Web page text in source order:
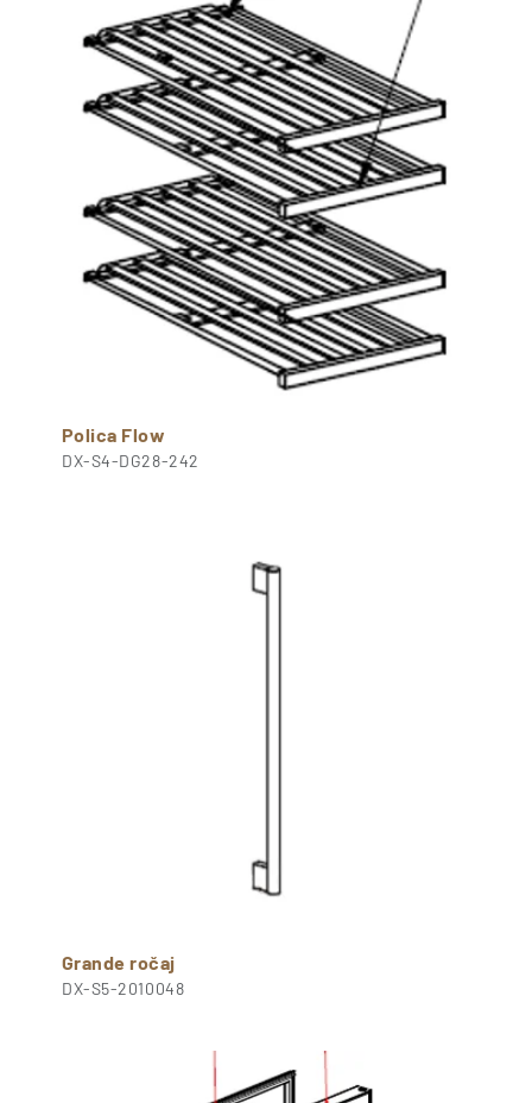
Polica Flow
DX-S4-DG28-242
Grande ročaj
DX-S5-2010048